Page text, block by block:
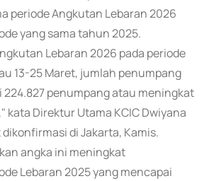
periode Angkutan Lebaran 2026
yang sama tahun 2025.
Lebaran 2026 pada periode
13-25 Maret, jumlah penumpang
penumpang atau meningkat
kata Direktur Utama KCIC Dwiyana
di Jakarta, Kamis.
angka ini meningkat
Lebaran 2025 yang mencapai